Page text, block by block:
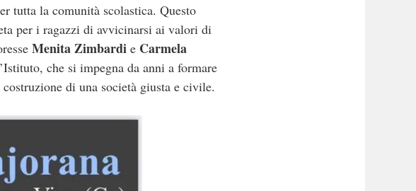
tutta la comunità scolastica. Questo
per i ragazzi di avvicinarsi ai valori di
Menita Zimbardi e Carmela
che si impegna da anni a formare
di una società giusta e civile.